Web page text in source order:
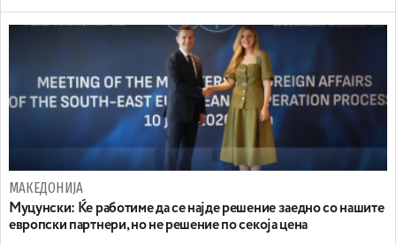
МАКЕДОНИЈА
Муцунски: Ќе работиме да се најде решение заедно со нашите
европски партнери, но не решение по секоја цена